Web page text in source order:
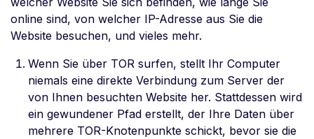
online sind, von welcher IP-Adresse aus Sie die
Website besuchen, und vieles mehr.
Wenn Sie über TOR surfen, stellt Ihr Computer
niemals eine direkte Verbindung zum Server der
von Ihnen besuchten Website her. Stattdessen wird
ein gewundener Pfad erstellt, der Ihre Daten über
mehrere TOR-Knotenpunkte schickt, bevor sie die